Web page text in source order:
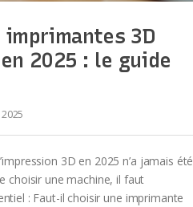
3D
2025 : le guide
3D en 2025 n’a jamais été
choisir une machine, il faut
: Faut-il choisir une imprimante